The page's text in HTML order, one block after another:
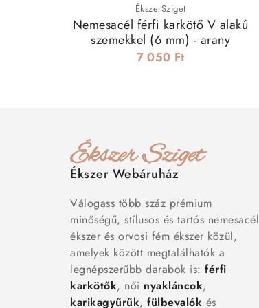
ÉkszerSziget
Nemesacél férfi karkötő V alakú
szemekkel (6 mm) - arany
7 050 Ft
Ékszer Webáruház
Válogass több száz prémium
minőségű, stílusos és tartós nemesacél
ékszer és orvosi fém ékszer közül,
amelyek között megtalálhatók a
legnépszerűbb darabok is: férfi
karkötők, női nyakláncok,
karikagyűrűk, fülbevalók és